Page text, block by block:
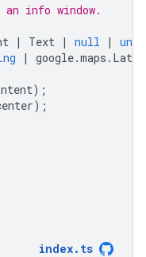
info window.
| Text | null |
| google.maps .
);
);
index. ts